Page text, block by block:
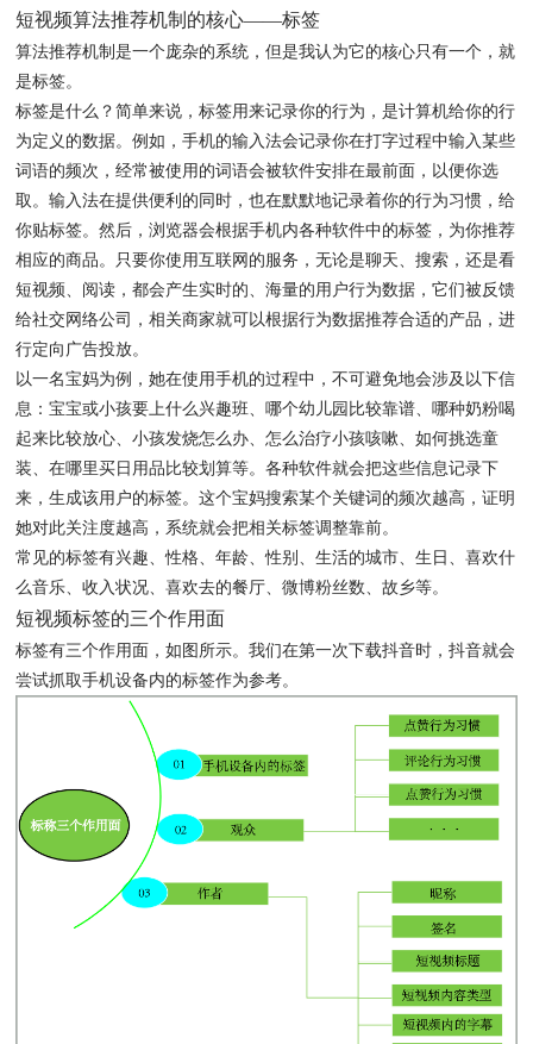
短视频算法推荐机制的核心——标签
算法推荐机制是一个庞杂的系统，但是我认为它的核心只有一个，就
是标签。
标签是什么？简单来说，标签用来记录你的行为，是计算机给你的行
为定义的数据。例如，手机的输入法会记录你在打字过程中输入某些
词语的频次，经常被使用的词语会被软件安排在最前面，以便你选
取。输入法在提供便利的同时，也在默默地记录着你的行为习惯，给
你贴标签。然后，浏览器会根据手机内各种软件中的标签，为你推荐
相应的商品。只要你使用互联网的服务，无论是聊天、搜索，还是看
短视频、阅读，都会产生实时的、海量的用户行为数据，它们被反馈
给社交网络公司，相关商家就可以根据行为数据推荐合适的产品，进
行定向广告投放。
以一名宝妈为例，她在使用手机的过程中，不可避免地会涉及以下信
息：宝宝或小孩要上什么兴趣班、哪个幼儿园比较靠谱、哪种奶粉喝
起来比较放心、小孩发烧怎么办、怎么治疗小孩咳嗽、如何挑选童
装、在哪里买日用品比较划算等。各种软件就会把这些信息记录下
来，生成该用户的标签。这个宝妈搜索某个关键词的频次越高，证明
她对此关注度越高，系统就会把相关标签调整靠前。
常见的标签有兴趣、性格、年龄、性别、生活的城市、生日、喜欢什
么音乐、收入状况、喜欢去的餐厅、微博粉丝数、故乡等。
短视频标签的三个作用面
标签有三个作用面，如图所示。我们在第一次下载抖音时，抖音就会
尝试抓取手机设备内的标签作为参考。